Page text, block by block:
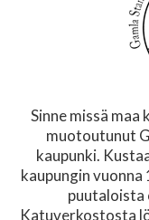
Sinne missä maa
muotoutunut
kaupunki.
kaupungin
puutaloista
Katuverkostosta